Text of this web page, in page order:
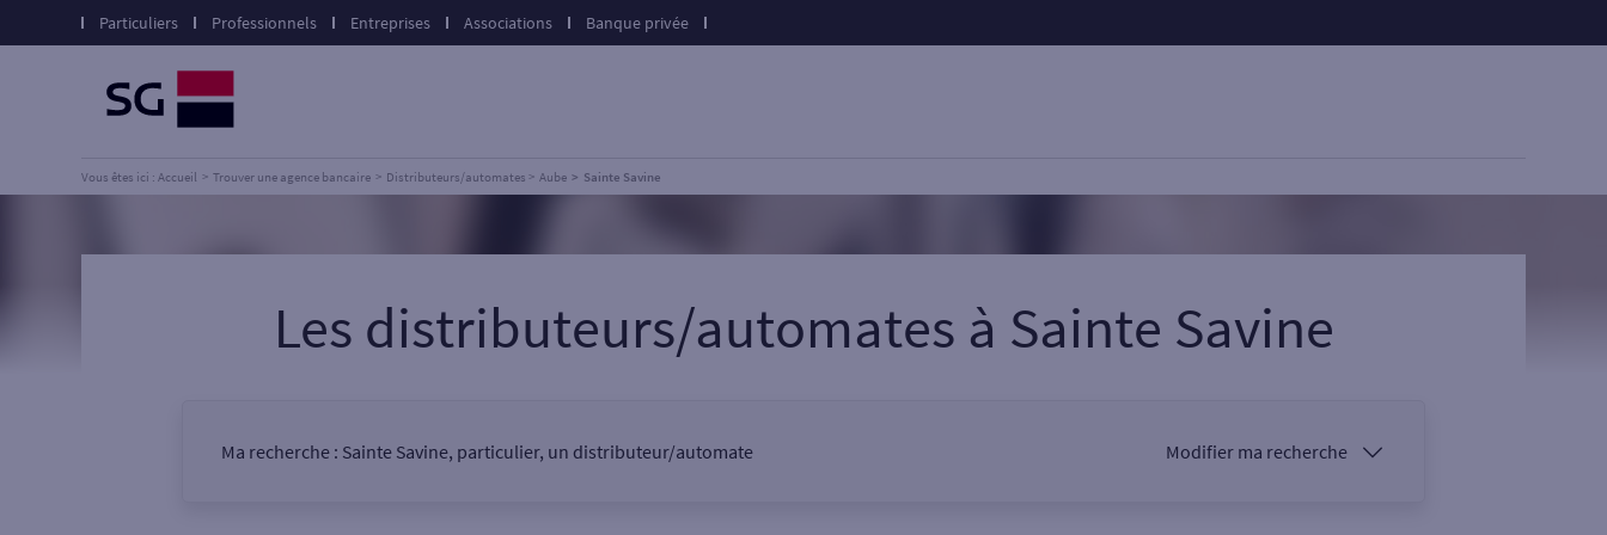
Particuliers Professionnels Entreprises Associations Banque privée
Vous êtes ici : Accueil Trouver une agence bancaire Distributeurs/automates Aube Sainte Savine
Les distributeurs/automates à Sainte Savine
Ma recherche : Sainte Savine, particulier, un distributeur/automate Modifier ma recherche